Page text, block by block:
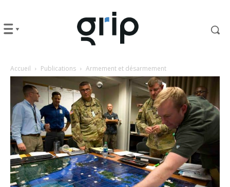
Accueil Publications Armement et désarmement